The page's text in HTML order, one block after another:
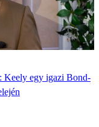
Keely egy igazi Bond-